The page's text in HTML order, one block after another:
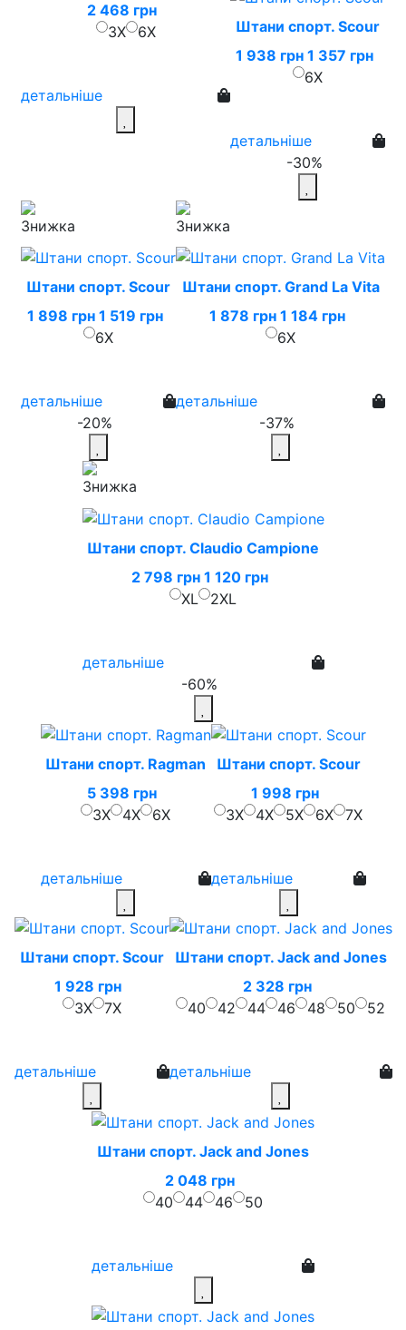
2 468 грн
3X
6X
детальніше
Штани спорт. Scour
1 938 грн 1 357 грн
6X
детальніше
-30%
Штани спорт. Scour
1 898 грн 1 519 грн
6X
детальніше
-20%
Штани спорт. Grand La Vita
1 878 грн 1 184 грн
6X
детальніше
-37%
Штани спорт. Claudio Campione
2 798 грн 1 120 грн
XL
2XL
детальніше
-60%
Штани спорт. Ragman
5 398 грн
3X
4X 6X
детальніше
Штани спорт. Scour
1 998 грн
3X
4X 5X 6X 7X
детальніше
Штани спорт. Scour
1 928 грн
3X
7X
детальніше
Штани спорт. Jack and Jones
2 328 грн
40
42 44 46 48 50 52
детальніше
Штани спорт. Jack and Jones
2 048 грн
40
44 46 50
детальніше